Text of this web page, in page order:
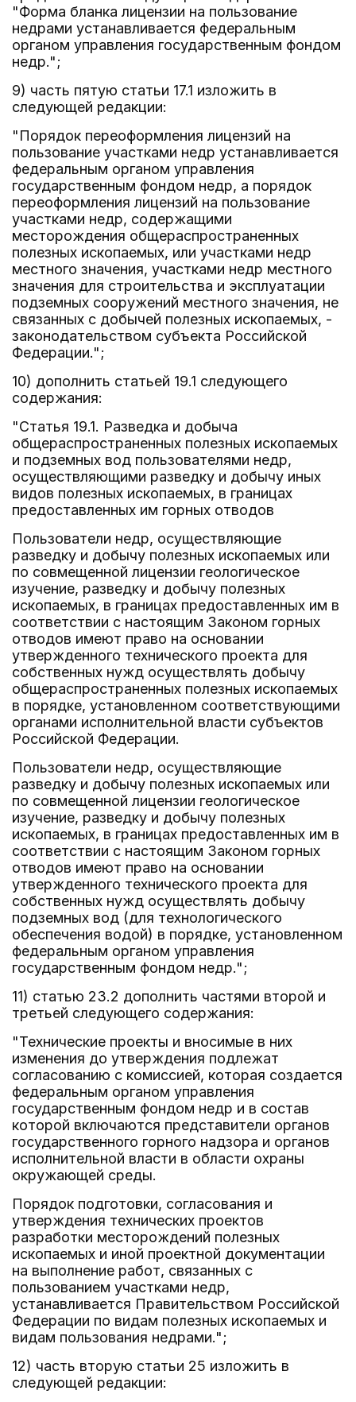
"Форма бланка лицензии на пользование
недрами устанавливается федеральным
органом управления государственным фондом
недр.";
9) часть пятую статьи 17.1 изложить в
следующей редакции:
"Порядок переоформления лицензий на
пользование участками недр устанавливается
федеральным органом управления
государственным фондом недр, а порядок
переоформления лицензий на пользование
участками недр, содержащими
месторождения общераспространенных
полезных ископаемых, или участками недр
местного значения, участками недр местного
значения для строительства и эксплуатации
подземных сооружений местного значения, не
связанных с добычей полезных ископаемых, -
законодательством субъекта Российской
Федерации.";
10) дополнить статьей 19.1 следующего
содержания:
"Статья 19.1. Разведка и добыча
общераспространенных полезных ископаемых
и подземных вод пользователями недр,
осуществляющими разведку и добычу иных
видов полезных ископаемых, в границах
предоставленных им горных отводов
Пользователи недр, осуществляющие
разведку и добычу полезных ископаемых или
по совмещенной лицензии геологическое
изучение, разведку и добычу полезных
ископаемых, в границах предоставленных им в
соответствии с настоящим Законом горных
отводов имеют право на основании
утвержденного технического проекта для
собственных нужд осуществлять добычу
общераспространенных полезных ископаемых
в порядке, установленном соответствующими
органами исполнительной власти субъектов
Российской Федерации.
Пользователи недр, осуществляющие
разведку и добычу полезных ископаемых или
по совмещенной лицензии геологическое
изучение, разведку и добычу полезных
ископаемых, в границах предоставленных им в
соответствии с настоящим Законом горных
отводов имеют право на основании
утвержденного технического проекта для
собственных нужд осуществлять добычу
подземных вод (для технологического
обеспечения водой) в порядке, установленном
федеральным органом управления
государственным фондом недр.";
11) статью 23.2 дополнить частями второй и
третьей следующего содержания:
"Технические проекты и вносимые в них
изменения до утверждения подлежат
согласованию с комиссией, которая создается
федеральным органом управления
государственным фондом недр и в состав
которой включаются представители органов
государственного горного надзора и органов
исполнительной власти в области охраны
окружающей среды.
Порядок подготовки, согласования и
утверждения технических проектов
разработки месторождений полезных
ископаемых и иной проектной документации
на выполнение работ, связанных с
пользованием участками недр,
устанавливается Правительством Российской
Федерации по видам полезных ископаемых и
видам пользования недрами.";
12) часть вторую статьи 25 изложить в
следующей редакции: